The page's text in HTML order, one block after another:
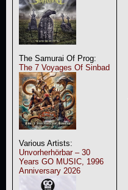
The Samurai Of Prog:
The 7 Voyages Of Sinbad
Various Artists:
Unvorherhörbar – 30
Years GO MUSIC, 1996
Anniversary 2026